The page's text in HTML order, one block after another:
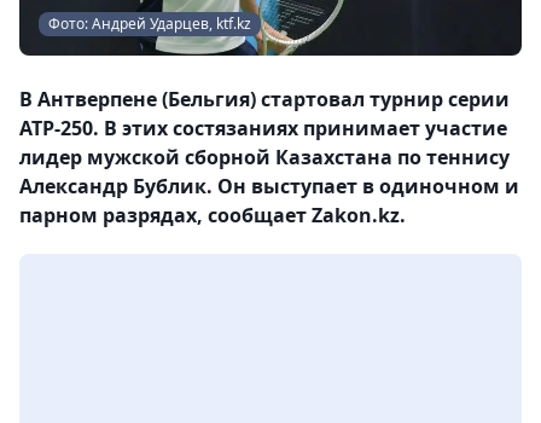
Фото: Андрей Ударцев, ktf.kz
В Антверпене (Бельгия) стартовал турнир серии
ATP-250. В этих состязаниях принимает участие
лидер мужской сборной Казахстана по теннису
Александр Бублик. Он выступает в одиночном и
парном разрядах, сообщает Zakon.kz.